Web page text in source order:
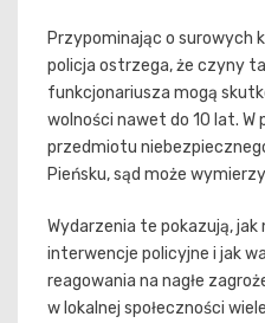
Przypominając o surowych
policja ostrzega, że czyny
funkcjonariusza mogą
wolności nawet do 10 lat. W
przedmiotu
Pieńsku, sąd może
Wydarzenia te pokazują,
interwencje policyjne i jak
reagowania na nagłe
w lokalnej społeczności